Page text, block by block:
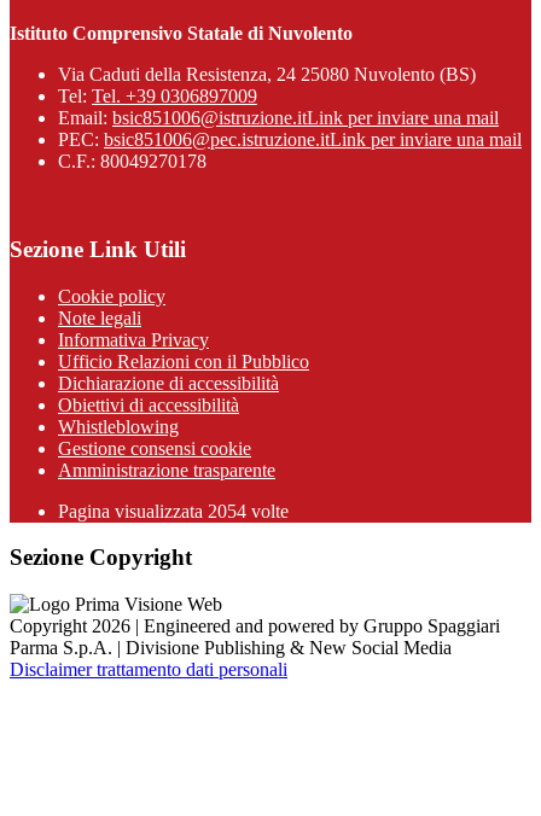
Istituto Comprensivo Statale di Nuvolento
Via Caduti della Resistenza, 24 25080 Nuvolento (BS)
Tel: Tel. +39 0306897009
Email: bsic851006@istruzione.itLink per inviare una mail
PEC: bsic851006@pec.istruzione.itLink per inviare una mail
C.F.: 80049270178
Sezione Link Utili
Cookie policy
Note legali
Informativa Privacy
Ufficio Relazioni con il Pubblico
Dichiarazione di accessibilità
Obiettivi di accessibilità
Whistleblowing
Gestione consensi cookie
Amministrazione trasparente
Pagina visualizzata 2054 volte
Sezione Copyright
Copyright 2026 | Engineered and powered by Gruppo Spaggiari
Parma S.p.A. | Divisione Publishing & New Social Media
Disclaimer trattamento dati personali